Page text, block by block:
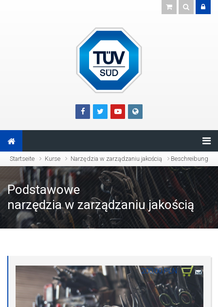
Startseite Kurse Narzędzia w zarządzaniu jakością Beschreibung
Podstawowe
narzędzia w zarządzaniu jakością
200,00 PLN